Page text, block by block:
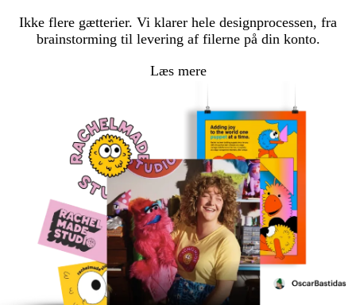
Ikke flere gætterier. Vi klarer hele designprocessen, fra
brainstorming til levering af filerne på din konto.
Læs mere